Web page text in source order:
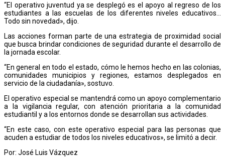
“El operativo juventud ya se desplegó es el apoyo al regreso de los
estudiantes a las escuelas de los diferentes niveles educativos…
Todo sin novedad», dijo.
Las acciones forman parte de una estrategia de proximidad social
que busca brindar condiciones de seguridad durante el desarrollo de
la jornada escolar.
“En general en todo el estado, cómo le hemos hecho en las colonias,
comunidades municipios y regiones, estamos desplegados en
servicio de la ciudadanía», sostuvo.
El operativo especial se mantendrá como un apoyo complementario
a la vigilancia regular, con atención prioritaria a la comunidad
estudiantil y a los entornos donde se desarrollan sus actividades.
“En este caso, con este operativo especial para las personas que
acuden a estudiar de todos los niveles educativos», se limitó a decir.
Por: José Luis Vázquez